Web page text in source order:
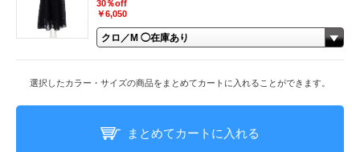
30％off
￥6,050
選択したカラー・サイズの商品をまとめてカートに入れることができます。
まとめてカートに入れる